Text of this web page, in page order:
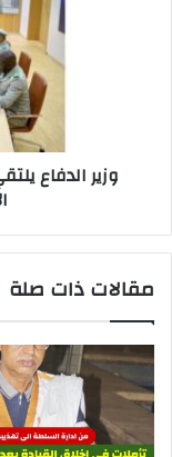
وزير الدفاع
مقالات ذات صلة